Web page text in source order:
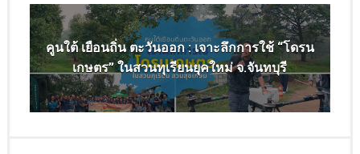
คูนใต้ เยือนถิ่น ตะวันออก : เจาะลึกการใช้ “โดรน
เกษตร” ในสวนทุเรียนยุคใหม่ จ.จันทบุรี